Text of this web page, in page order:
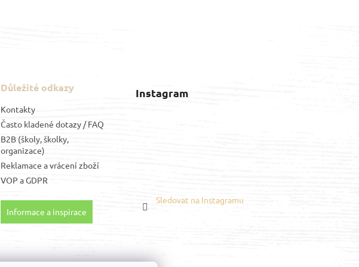
Důležité odkazy
Kontakty
Často kladené dotazy / FAQ
B2B (školy, školky,
organizace)
Reklamace a vrácení zboží
VOP aGDPR
Informace a inspirace
Instagram
Sledovat na Instagramu